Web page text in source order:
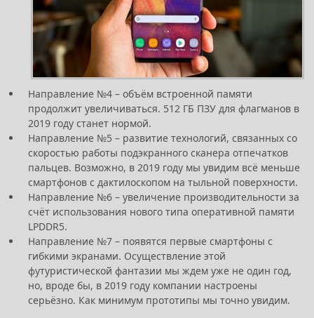
Направление №4 – объём встроенной памяти
продолжит увеличиваться. 512 ГБ ПЗУ для флагманов в
2019 году станет нормой.
Направление №5 – развитие технологий, связанных со
скоростью работы подэкранного сканера отпечатков
пальцев. Возможно, в 2019 году мы увидим всё меньше
смартфонов с дактилоскопом на тыльной поверхности.
Направление №6 – увеличение производительности за
счёт использования нового типа оперативной памяти
LPDDR5.
Направление №7 – появятся первые смартфоны с
гибкими экранами. Осуществление этой
футуристической фантазии мы ждем уже не один год,
но, вроде бы, в 2019 году компании настроены
серьёзно. Как минимум прототипы мы точно увидим.